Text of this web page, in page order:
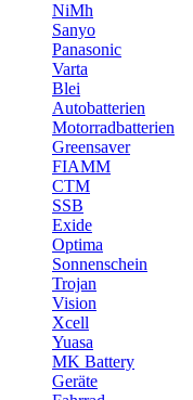
NiMh
Sanyo
Panasonic
Varta
Blei
Autobatterien
Motorradbatterien
Greensaver
FIAMM
CTM
SSB
Exide
Optima
Sonnenschein
Trojan
Vision
Xcell
Yuasa
MK Battery
Geräte